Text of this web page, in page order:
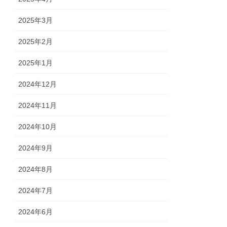
2025年3月
2025年2月
2025年1月
2024年12月
2024年11月
2024年10月
2024年9月
2024年8月
2024年7月
2024年6月